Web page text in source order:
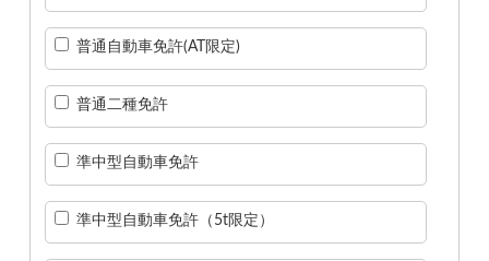
普通自動車免許(AT限定)
普通二種免許
準中型自動車免許
準中型自動車免許（5t限定）